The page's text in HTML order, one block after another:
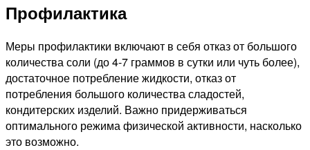
Профилактика
Меры профилактики включают в себя отказ от большого
количества соли (до 4-7 граммов в сутки или чуть более),
достаточное потребление жидкости, отказ от
потребления большого количества сладостей,
кондитерских изделий. Важно придерживаться
оптимального режима физической активности, насколько
это возможно.